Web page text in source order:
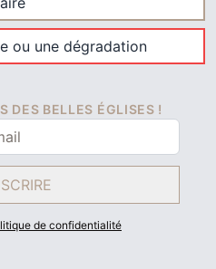
ou une dégradation
DES BELLES ÉGLISES !
de confidentialité